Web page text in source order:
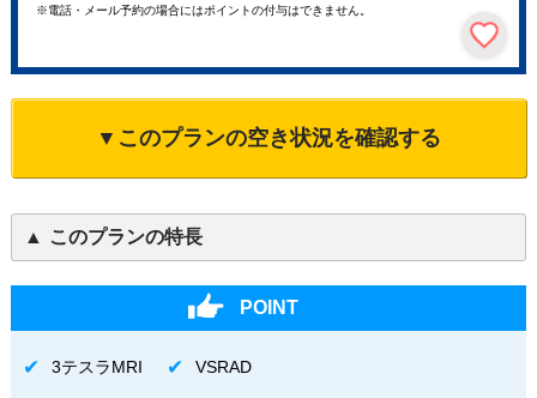
※電話・メール予約の場合にはポイントの付与はできません。
▼このプランの空き状況を確認する
このプランの特長
POINT
3テスラMRI VSRAD